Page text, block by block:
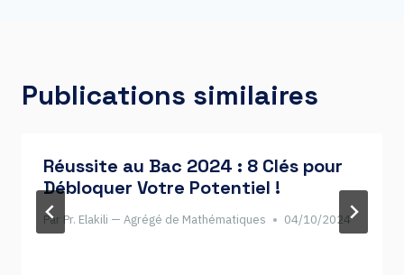
Publications similaires
Réussite au Bac 2024 : 8 Clés pour
Débloquer Votre Potentiel !
Par Pr. Elakili — Agrégé de Mathématiques 04/10/2024